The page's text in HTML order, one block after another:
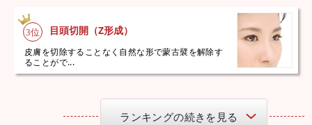
目頭切開（Z形成）
皮膚を切除することなく自然な形で蒙古襞を解除す
ることがで...
ランキングの続きを見る